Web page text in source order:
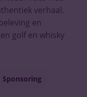
verhaal.
en
golf en whisky
Sponsoring